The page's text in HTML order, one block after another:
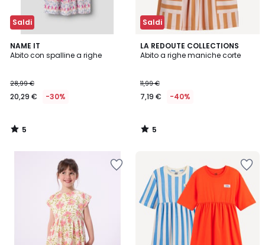
Saldi
NAME IT
Abito con spalline a righe
28,99 €
20,29 € -30%
5
/
5
/
Saldi
LA REDOUTE COLLECTIONS
Abito a righe maniche corte
11,99 €
7,19 € -40%
5
/
5
/